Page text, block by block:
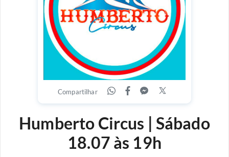
Compartilhar
Humberto Circus | Sábado
18.07 às 19h